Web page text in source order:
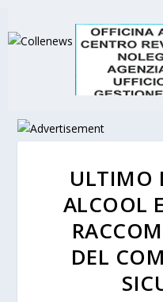
ULTIMO
ALCOOL
DEL